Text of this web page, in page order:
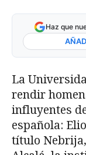
Haz que
La
rendir
influyentes
española:
título